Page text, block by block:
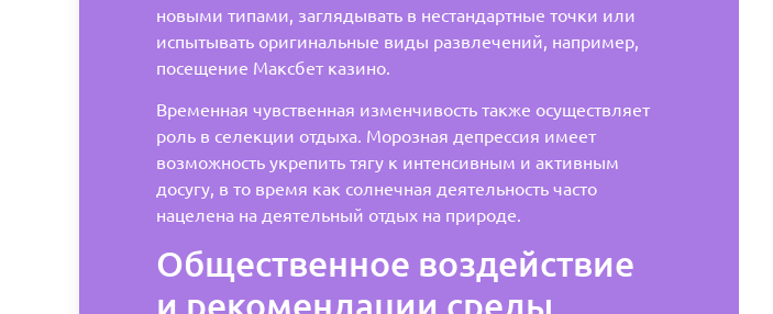
новыми типами, заглядывать в нестандартные точки или
испытывать оригинальные виды развлечений, например,
посещение Максбет казино.
Временная чувственная изменчивость также осуществляет
роль в селекции отдыха. Морозная депрессия имеет
возможность укрепить тягу к интенсивным и активным
досугу, в то время как солнечная деятельность часто
нацелена на деятельный отдых на природе.
Общественное воздействие
и рекомендации среды